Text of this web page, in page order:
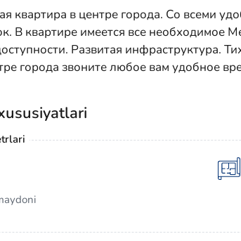
квартира в центре города. Со всеми
В квартире имеется все необходимое
Развитая инфраструктура.
города звоните любое вам удобное